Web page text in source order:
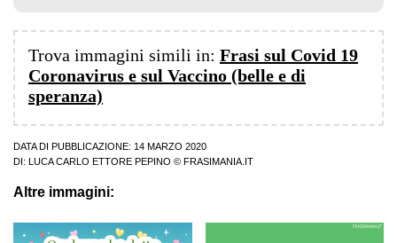
Trova immagini simili in: Frasi sul Covid 19
Coronavirus e sul Vaccino (belle e di
speranza)
DATA DI PUBBLICAZIONE: 14 MARZO 2020
DI:
LUCA CARLO ETTORE PEPINO © FRASIMANIA.IT
Altre immagini: